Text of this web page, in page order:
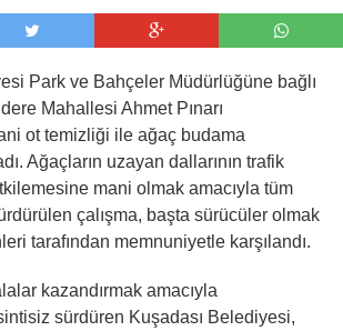
Park ve Bahçeler Müdürlüğüne bağlı
Mahallesi Ahmet Pınarı
ot temizliği ile ağaç budama
Ağaçların uzayan dallarının trafik
mani olmak amacıyla tüm
çalışma, başta sürücüler olmak
tarafından memnuniyetle karşılandı.
kazandırmak amacıyla
sürdüren Kuşadası Belediyesi,